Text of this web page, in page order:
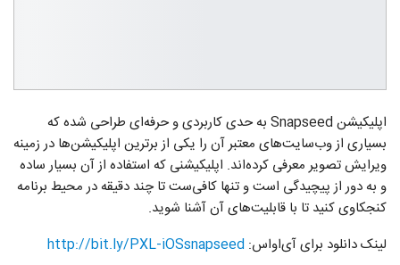
اپلیکیشن Snapseed به حدی کاربردی و حرفه‌ای طراحی شده که
بسیاری از وب‌سایت‌های معتبر آن را یکی از برترین اپلیکیشن‌ها در زمینه
ویرایش تصویر معرفی کرده‌اند. اپلیکیشنی که استفاده از آن بسیار ساده
و به دور از پیچیدگی است و تنها کافی‌ست تا چند دقیقه در محیط برنامه
کنجکاوی کنید تا با قابلیت‌های آن آشنا شوید.
لینک دانلود برای آی‌او‌اس: http://bit.ly/PXL-iOSsnapseed